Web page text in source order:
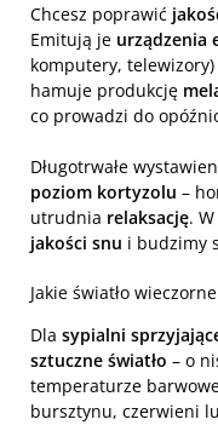
Chcesz poprawić
Emitują je urządzenia
komputery, telewizory)
hamuje produkcję
co prowadzi do
Długotrwałe
poziom kortyzolu –
utrudnia relaksację.
jakości snu i budzimy
Jakie światło
Dla sypialni
sztuczne światło – o
temperaturze
bursztynu, czerwieni